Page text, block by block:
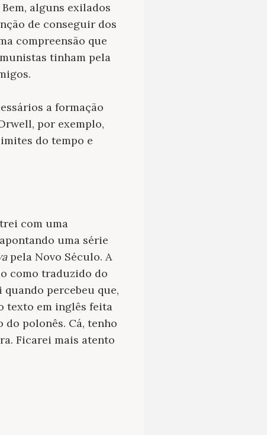
alguns exilados
de conseguir dos
compreensão que
tinham pela
a formação
por exemplo,
do tempo e
com uma
uma série
pela Novo Século. A
como traduzido do
quando percebeu que,
texto em inglês feita
polonês. Cá, tenho
Ficarei mais atento